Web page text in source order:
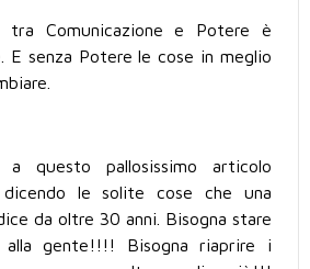
tra Comunicazione e Potere è
E senza Potere le cose in meglio
questo pallosissimo articolo
dicendo le solite cose che una
da oltre 30 anni. Bisogna stare
gente!!!! Bisogna riaprire i